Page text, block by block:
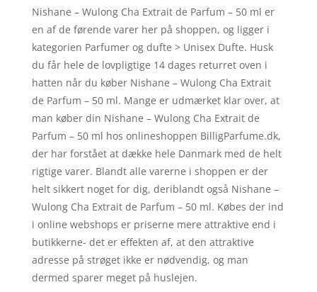
Nishane – Wulong Cha Extrait de Parfum – 50 ml er
en af de førende varer her på shoppen, og ligger i
kategorien Parfumer og dufte > Unisex Dufte. Husk
du får hele de lovpligtige 14 dages returret oven i
hatten når du køber Nishane – Wulong Cha Extrait
de Parfum – 50 ml. Mange er udmærket klar over, at
man køber din Nishane – Wulong Cha Extrait de
Parfum – 50 ml hos onlineshoppen BilligParfume.dk,
der har forstået at dække hele Danmark med de helt
rigtige varer. Blandt alle varerne i shoppen er der
helt sikkert noget for dig, deriblandt også Nishane –
Wulong Cha Extrait de Parfum – 50 ml. Købes der ind
i online webshops er priserne mere attraktive end i
butikkerne- det er effekten af, at den attraktive
adresse på strøget ikke er nødvendig, og man
dermed sparer meget på huslejen.